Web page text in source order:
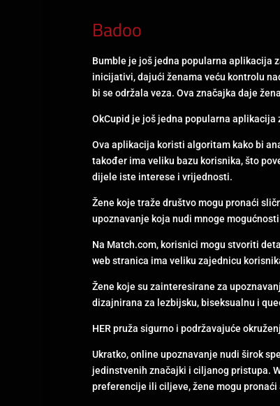
Badoo
Bumble je još jedna popularna aplikacija
inicijativi, dajući ženama veću kontrolu
bi se održala veza. Ova značajka daje
OkCupid je još jedna popularna
Ova aplikacija koristi algoritam kako bi
također ima veliku bazu korisnika, što
dijele iste interese i vrijednosti.
Žene koje traže društvo mogu pronaći
upoznavanje koja nudi mnoge
Na Match.com, korisnici mogu stvoriti
web stranica ima veliku zajednicu
Žene koje su zainteresirane za
dizajnirana za lezbijsku, biseksualnu i
HER pruža sigurno i podržavajuće
Ukratko, online upoznavanje nudi širok
jedinstvenih značajki i ciljanog pristupa.
preferencije ili ciljeve, žene mogu